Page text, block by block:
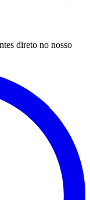
direto no nosso